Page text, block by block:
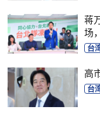
蒋
场
台
高
台